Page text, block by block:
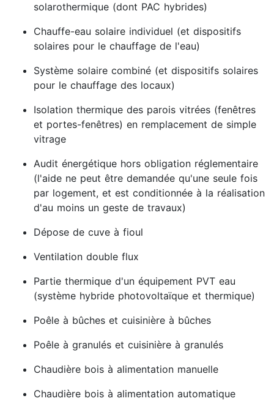
solarothermique (dont PAC hybrides)
Chauffe-eau solaire individuel (et dispositifs
solaires pour le chauffage de l'eau)
Système solaire combiné (et dispositifs solaires
pour le chauffage des locaux)
Isolation thermique des parois vitrées (fenêtres
et portes-fenêtres) en remplacement de simple
vitrage
Audit énergétique hors obligation réglementaire
(l'aide ne peut être demandée qu'une seule fois
par logement, et est conditionnée à la réalisation
d'au moins un geste de travaux)
Dépose de cuve à fioul
Ventilation double flux
Partie thermique d'un équipement PVT eau
(système hybride photovoltaïque et thermique)
Poêle à bûches et cuisinière à bûches
Poêle à granulés et cuisinière à granulés
Chaudière bois à alimentation manuelle
Chaudière bois à alimentation automatique